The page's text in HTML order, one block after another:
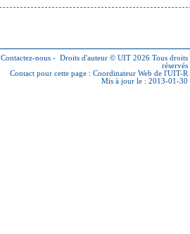
Contactez-nous - Droits d'auteur © UIT 2026 Tous droits
réservés
Contact pour cette page : Coordinateur Web de l'UIT-R
Mis à jour le : 2013-01-30